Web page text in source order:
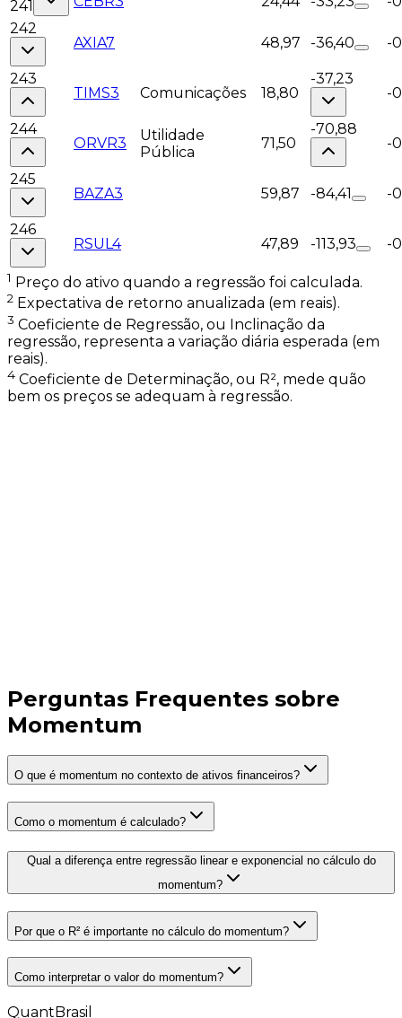
241
242
AXIA7
48,97 -36,40 -
243
TIMS3
Comunicações 18,80
-37,23
-
244
ORVR3
Utilidade
Pública
71,50
-70,88
-
245
BAZA3
59,87 -84,41 -
246
RSUL4
47,89 -113,93 -
1 Preço do ativo quando a regressão foi calculada.
2 Expectativa de retorno anualizada (em reais).
3 Coeficiente de Regressão, ou Inclinação da
regressão, representa a variação diária esperada (em
reais).
4 Coeficiente de Determinação, ou R², mede quão
bem os preços se adequam à regressão.
Perguntas Frequentes sobre
Momentum
O que é momentum no contexto de ativos financeiros?
Como o momentum é calculado?
Qual a diferença entre regressão linear e exponencial no cálculo do
momentum?
Por que o R² é importante no cálculo do momentum?
Como interpretar o valor do momentum?
QuantBrasil